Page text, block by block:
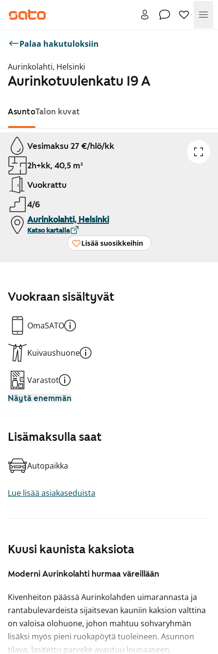
Palaa hakutuloksiin
Aurinkolahti, Helsinki
Aurinkotuulenkatu 19 A
AsuntoTalon kuvat
Näytetään dia 1 / 1
Vesimaksu 27 €/hlö/kk
2h+kk, 40,5 m²
Vuokrattu
4/6
Aurinkolahti, Helsinki
Katso kartalla
Lisää suosikkeihin
Kuusi kaunista kaksiota
Moderni Aurinkolahti hurmaa väreillään
Kivenheiton päässä Aurinkolahden uimarannasta ja
rantabulevardeista sijaitsevan kauniin kaksion valttina
on valoisa olohuone, johon mahtuu sohvaryhmän
lisäksi myös pieni ruokapöytä tuoleineen. Asunnon
tilava, lasitettu parveke avautuu lounaaseen.
Vuokraan sisältyvät
OmaSATO
Kuivaushuone
Varastot
Näytä enemmän
Lisämaksulla saat
Autopaikka
Lue lisää asiakaseduista